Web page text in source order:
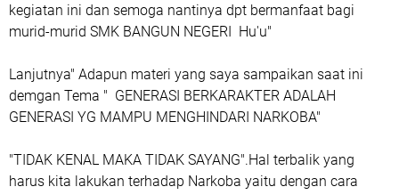
kegiatan ini dan semoga nantinya dpt bermanfaat bagi
murid-murid SMK BANGUN NEGERI Hu'u"
Lanjutnya" Adapun materi yang saya sampaikan saat ini
demgan Tema " GENERASI BERKARAKTER ADALAH
GENERASI YG MAMPU MENGHINDARI NARKOBA"
"TIDAK KENAL MAKA TIDAK SAYANG".Hal terbalik yang
harus kita lakukan terhadap Narkoba yaitu dengan cara